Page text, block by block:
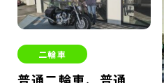
二輪車
普通二輪車、普通